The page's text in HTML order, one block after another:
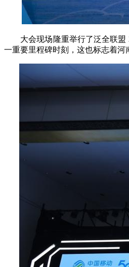
大会现场隆重举行了泛全联盟
一重要里程碑时刻，这也标志着河